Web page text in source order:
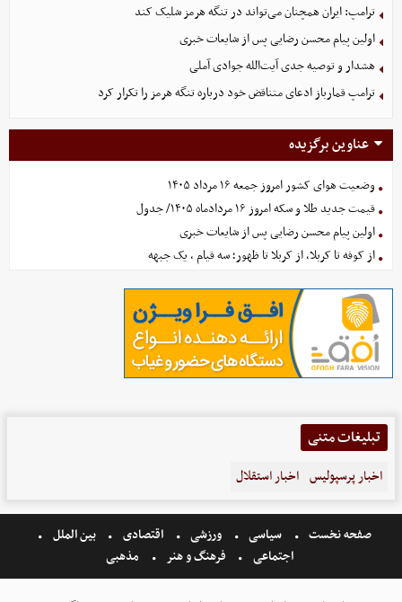
ترامپ: ایران همچنان می‌تواند در تنگه هرمز شلیک کند
اولین پیام محسن رضایی پس از شایعات خبری
هشدار و توصیه جدی آیت‌الله جوادی آملی
ترامپ قمارباز ادعای متناقض خود درباره تنگه هرمز را تکرار کرد
عناوین برگزیده
وضعیت هوای کشور امروز جمعه ۱۶ مرداد ۱۴۰۵
قیمت جدید طلا و سکه امروز ۱۶ مردادماه ۱۴۰۵/ جدول
اولین پیام محسن رضایی پس از شایعات خبری
از کوفه تا کربلا، از کربلا تا ظهور؛ سه قیام ، یک جبهه
تبلیغات متنی
اخبار پرسپولیس اخبار استقلال
صفحه نخست سیاسی ورزشی اقتصادی
بین الملل
اجتماعی
فرهنگ و هنر مذهبی